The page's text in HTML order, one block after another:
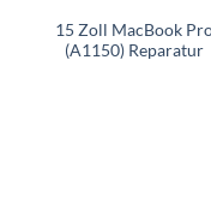
15 Zoll MacBook
(A1150) Reparatur